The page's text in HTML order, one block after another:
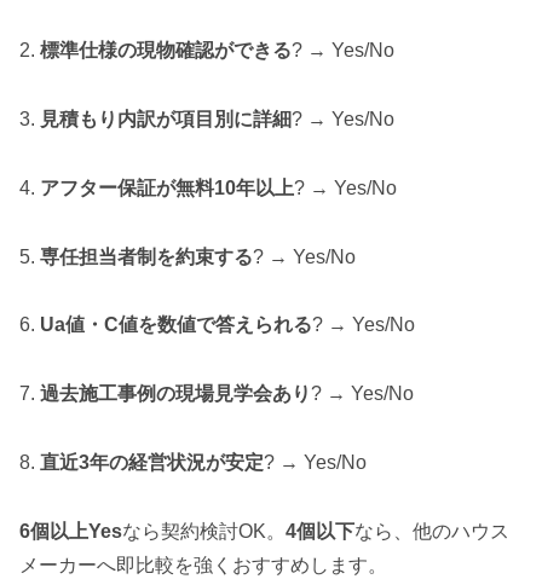
2. 標準仕様の現物確認ができる? → Yes/No
3. 見積もり内訳が項目別に詳細? → Yes/No
4. アフター保証が無料10年以上? → Yes/No
5. 専任担当者制を約束する? → Yes/No
6. Ua値・C値を数値で答えられる? → Yes/No
7. 過去施工事例の現場見学会あり? → Yes/No
8. 直近3年の経営状況が安定? → Yes/No
6個以上Yesなら契約検討OK。 4個以下なら、他のハウス
メーカーへ即比較を強くおすすめします。